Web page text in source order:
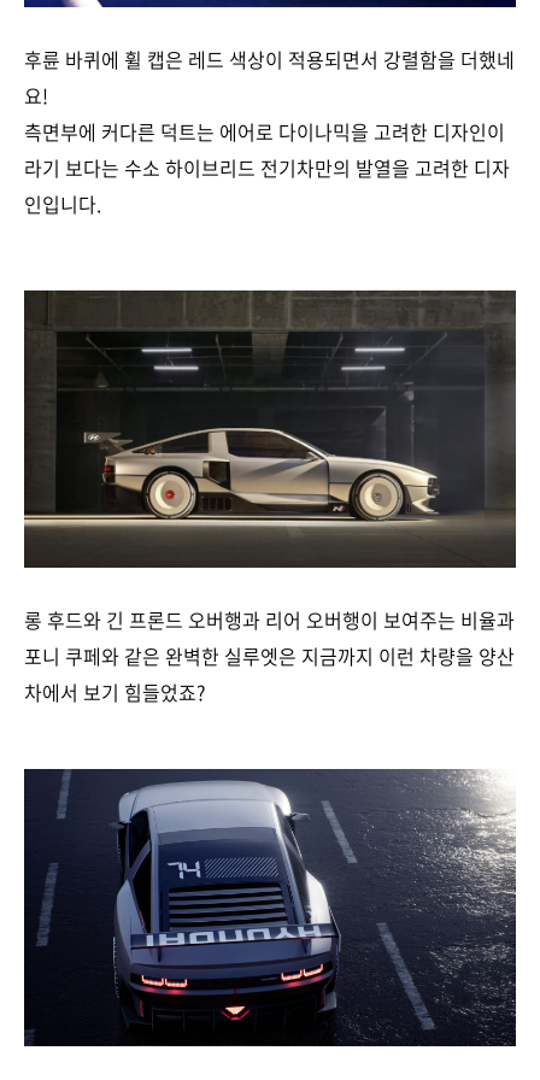
후륜 바퀴에 휠 캡은 레드 색상이 적용되면서 강렬함을 더했네
요!
측면부에 커다른 덕트는 에어로 다이나믹을 고려한 디자인이
라기 보다는 수소 하이브리드 전기차만의 발열을 고려한 디자
인입니다.
롱 후드와 긴 프론드 오버행과 리어 오버행이 보여주는 비율과
포니 쿠페와 같은 완벽한 실루엣은 지금까지 이런 차량을 양산
차에서 보기 힘들었죠?